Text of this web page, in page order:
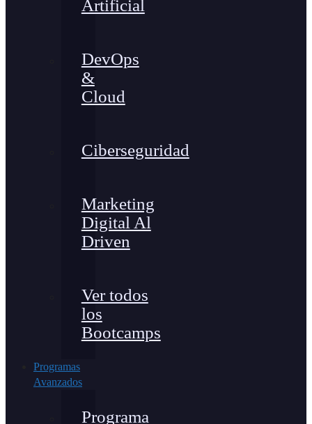
Artificial
DevOps
&
Cloud
Ciberseguridad
Marketing
Digital Al
Driven
Ver todos
los
Bootcamps
Programas
Avanzados
Programa